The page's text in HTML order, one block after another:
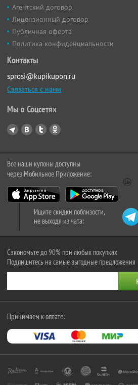
Агентский договор
Лицензионный договор
Публичная оферта
Политика конфиденциальности
Контакты
sprosi@kupikupon.ru
Связаться с нами
Мы в Соцсетях
Все наши купоны доступны
через Мобильное Приложение:
Ищите скидки поблизости,
не выходя из чата:
Сэкономьте до 90% при любых покупках
Подпишитесь на самые выгодные предложения
Принимаем к оплате: